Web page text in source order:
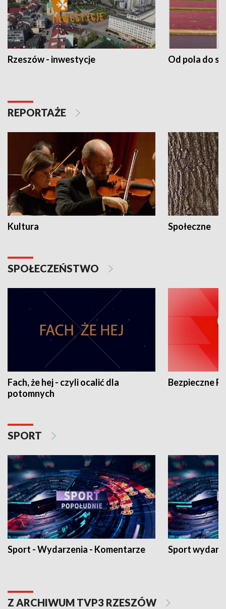
Rzeszów - inwestycje Od pola do
REPORTAŻE
Kultura Społeczne
SPOŁECZEŃSTWO
Fach, że hej - czyli ocalić dla
potomnych
Bezpieczne
SPORT
Sport - Wydarzenia - Komentarze Sport
Z ARCHIWUM TVP3 RZESZÓW